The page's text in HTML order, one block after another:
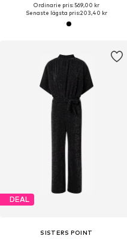
Ordinarie pris: 569,00 kr
Senaste lägsta pris:203,40 kr
DEAL
SISTERS POINT